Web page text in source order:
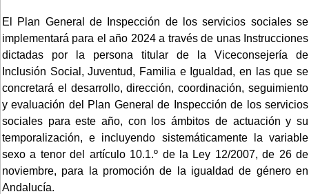
El Plan General de Inspección de los servicios sociales se
implementará para el año 2024 a través de unas Instrucciones
dictadas por la persona titular de la Viceconsejería de
Inclusión Social, Juventud, Familia e Igualdad, en las que se
concretará el desarrollo, dirección, coordinación, seguimiento
y evaluación del Plan General de Inspección de los servicios
sociales para este año, con los ámbitos de actuación y su
temporalización, e incluyendo sistemáticamente la variable
sexo a tenor del artículo 10.1.º de la Ley 12/2007, de 26 de
noviembre, para la promoción de la igualdad de género en
Andalucía.